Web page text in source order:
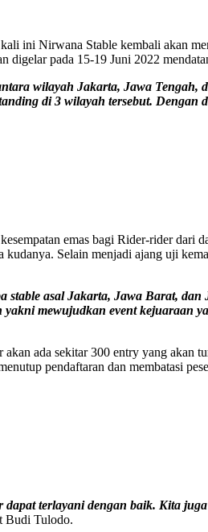
ini Nirwana Stable kembali akan
digelar pada 15-19 Juni 2022
wilayah Jakarta, Jawa Tengah,
di 3 wilayah tersebut. Dengan
emas bagi Rider-rider dari
Selain menjadi ajang uji
stable asal Jakarta, Jawa Barat, dan
mewujudkan event kejuaraan
ada sekitar 300 entry yang akan
pendaftaran dan membatasi
terlayani dengan baik. Kita
Budi Tulodo.